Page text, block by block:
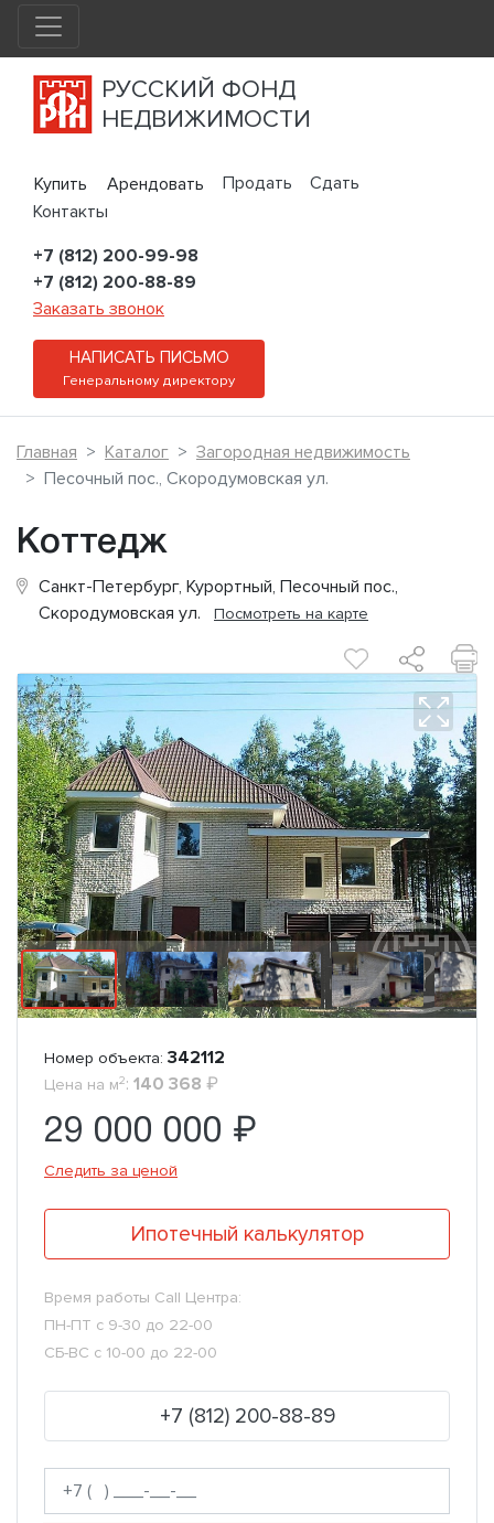
РУССКИЙ ФОНД
НЕДВИЖИМОСТИ
Купить Арендовать Продать
Сдать
Контакты
+7 (812) 200-99-98
+7 (812) 200-88-89
Заказать звонок
НАПИСАТЬ ПИСЬМО
Генеральному директору
Главная Каталог
Загородная недвижимость
Песочный пос., Скородумовская ул.
Коттедж
Санкт-Петербург, Курортный, Песочный пос.,
Скородумовская ул. Посмотреть на карте
Номер объекта: 342112
Цена на м2: 140 368 ₽
29 000 000 ₽
Следить за ценой
Ипотечный калькулятор
Время работы Call Центра:
ПН-ПТ с 9-30 до 22-00
СБ-ВС с 10-00 до 22-00
+7 (812) 200-88-89